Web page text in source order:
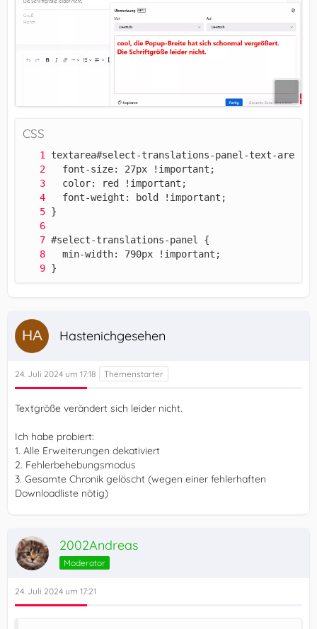
CSS
}
Hastenichgesehen
24. Juli 2024 um 17:18
Textgröße verändert sich leider nicht.
Ich habe probiert:
1. Alle Erweiterungen dekativiert
2. Fehlerbehebungsmodus
3. Gesamte Chronik gelöscht (wegen einer fehlerhaften
Downloadliste nötig)
2002Andreas
Moderator
24. Juli 2024 um 17:21